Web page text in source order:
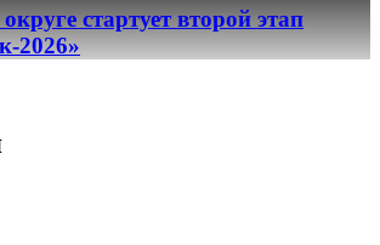
стартует второй этап
2026»